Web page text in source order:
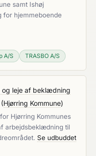
samt Ishøj
for hjemmeboende
A/S TRASBO A/S
og leje af beklædning
(Hjørring Kommune)
Hjørring Kommunes
arbejdsbeklædning til
Se udbuddet